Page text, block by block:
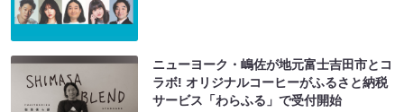
ニューヨーク・嶋佐が地元富士吉田市とコ
ラボ! オリジナルコーヒーがふるさと納税
サービス「わらふる」で受付開始